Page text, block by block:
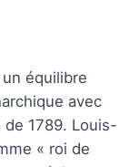
équilibre
avec
1789. Louis-
« roi de